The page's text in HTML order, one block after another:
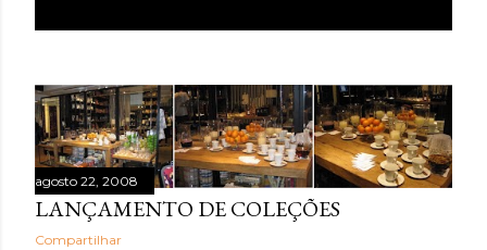
agosto 22, 2008
LANÇAMENTO DE COLEÇÕES
Compartilhar